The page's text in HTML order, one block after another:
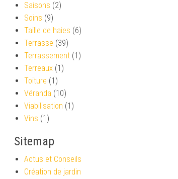
Saisons (2)
Soins (9)
Taille de haies (6)
Terrasse (39)
Terrassement (1)
Terreaux (1)
Toiture (1)
Véranda (10)
Viabilisation (1)
Vins (1)
Sitemap
Actus et Conseils
Création de jardin